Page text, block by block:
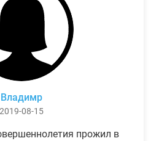
Владимр
2019-08-15
прожил в